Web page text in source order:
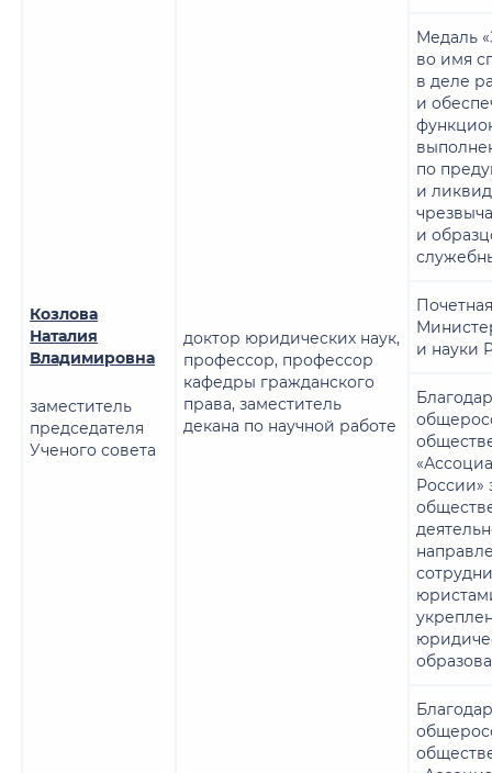
Козлова
Наталия
Владимировна
заместитель
председателя
Ученого совета
доктор юридических наук,
профессор, профессор
кафедры гражданского
права, заместитель
декана по научной работе
Медаль
во имя
в деле
и
по
и
и
и науки
России»